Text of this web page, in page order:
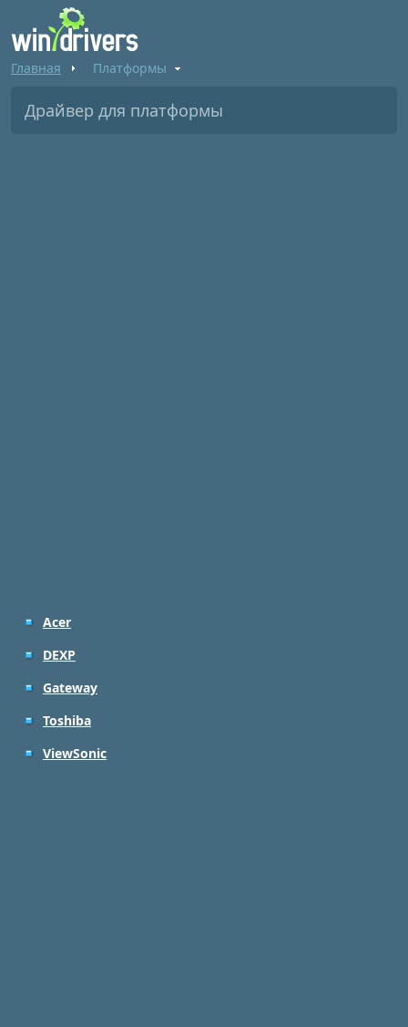
Главная Платформы
Драйвер для платформы
Acer
DEXP
Gateway
Toshiba
ViewSonic